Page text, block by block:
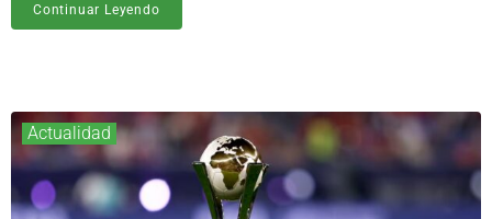
Continuar Leyendo
Actualidad